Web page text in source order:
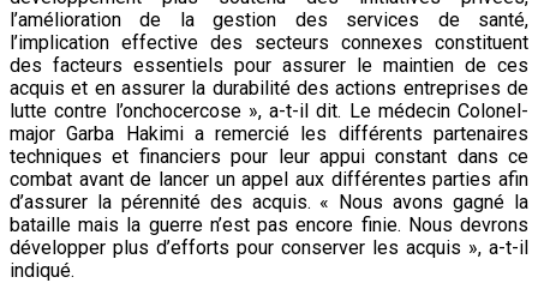
l’amélioration de la gestion des services de santé,
l’implication effective des secteurs connexes constituent
des facteurs essentiels pour assurer le maintien de ces
acquis et en assurer la durabilité des actions entreprises de
lutte contre l’onchocercose », a-t-il dit. Le médecin Colonel-
major Garba Hakimi a remercié les différents partenaires
techniques et financiers pour leur appui constant dans ce
combat avant de lancer un appel aux différentes parties afin
d’assurer la pérennité des acquis. « Nous avons gagné la
bataille mais la guerre n’est pas encore finie. Nous devrons
développer plus d’efforts pour conserver les acquis », a-t-il
indiqué.